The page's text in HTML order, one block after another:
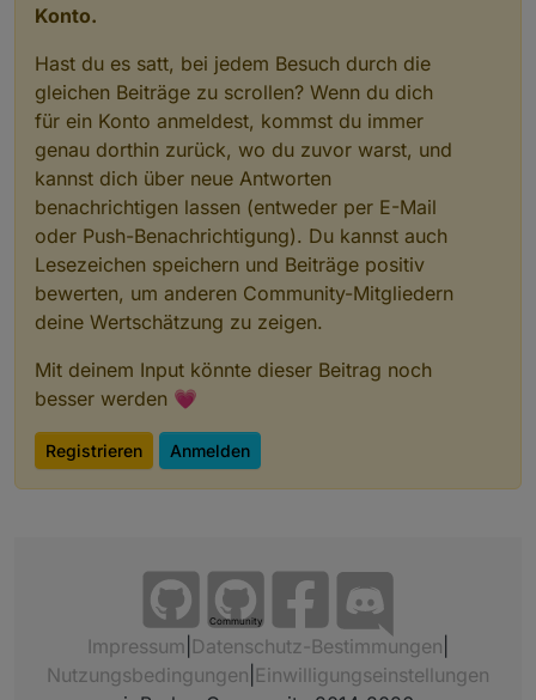
Konto.
Hast du es satt, bei jedem Besuch durch die
gleichen Beiträge zu scrollen? Wenn du dich
für ein Konto anmeldest, kommst du immer
genau dorthin zurück, wo du zuvor warst, und
kannst dich über neue Antworten
benachrichtigen lassen (entweder per E-Mail
oder Push-Benachrichtigung). Du kannst auch
Lesezeichen speichern und Beiträge positiv
bewerten, um anderen Community-Mitgliedern
deine Wertschätzung zu zeigen.
Mit deinem Input könnte dieser Beitrag noch
besser werden 💗
Registrieren Anmelden
Community
Impressum Datenschutz-Bestimmungen
Nutzungsbedingungen Einwilligungseinstellungen